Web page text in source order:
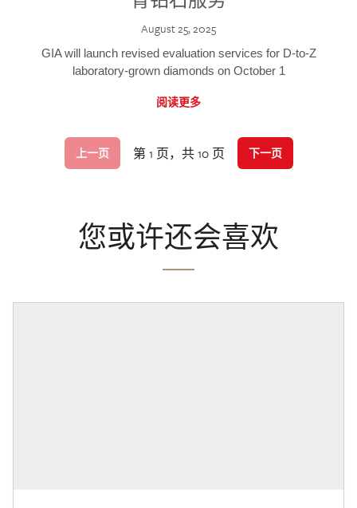
August 25, 2025
GIA will launch revised evaluation services for D-to-Z
laboratory-grown diamonds on October 1
阅读更多
上一页 第 1 页，共 10 页 下一页
您或许还会喜欢